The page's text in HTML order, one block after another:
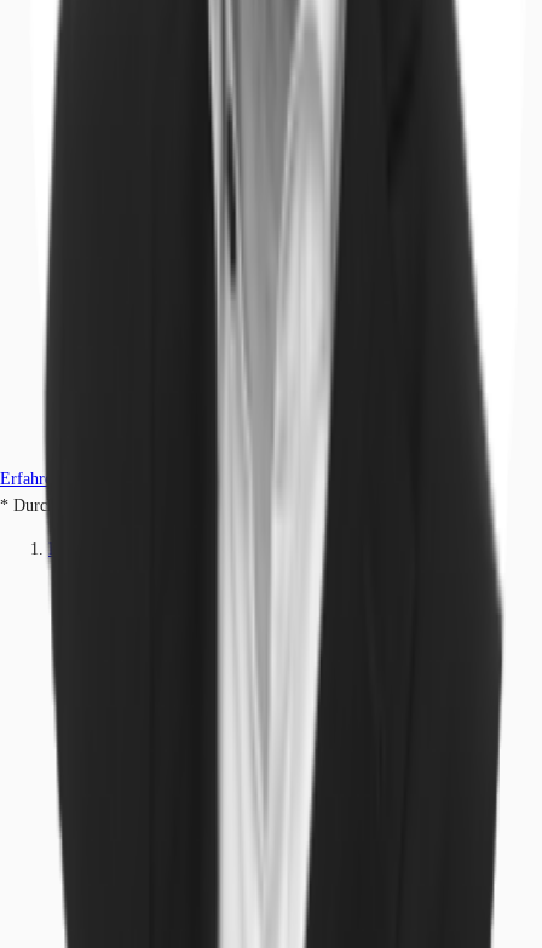
Erfahren Sie mehr
* Durchschnittspreis auf Grundlage historischer Transaktionen.
Büros